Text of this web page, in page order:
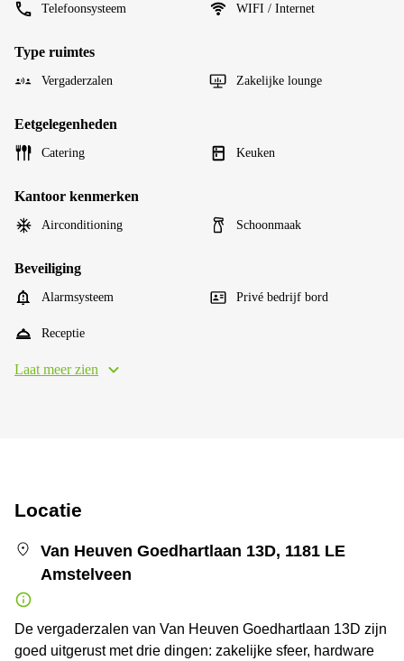
Telefoonsysteem WIFI / Internet
Type ruimtes
Vergaderzalen Zakelijke lounge
Eetgelegenheden
Catering Keuken
Kantoor kenmerken
Airconditioning Schoonmaak
Beveiliging
Alarmsysteem Privé bedrijf bord
Receptie
Laat meer zien
Locatie
Van Heuven Goedhartlaan 13D, 1181 LE
Amstelveen
De vergaderzalen van Van Heuven Goedhartlaan 13D zijn
goed uitgerust met drie dingen: zakelijke sfeer, hardware